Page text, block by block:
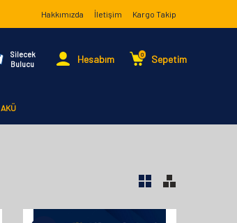
Hakkımızda İletişim Kargo Takip
Silecek
Bulucu
Hesabım 0 Sepetim
AKÜ